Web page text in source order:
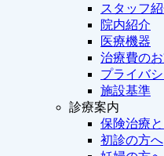
スタッフ
院内紹介
医療機器
治療費の
プライバ
施設基準
診療案内
保険治療
初診の方へ